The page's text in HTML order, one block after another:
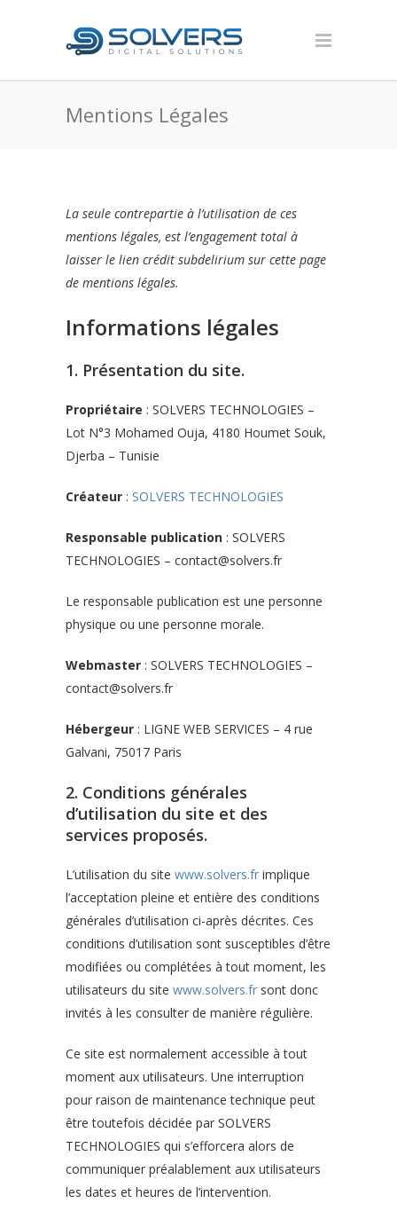
Mentions Légales
La seule contrepartie à l’utilisation de ces
mentions légales, est l’engagement total à
laisser le lien crédit subdelirium sur cette page
de mentions légales.
Informations légales
1. Présentation du site.
Propriétaire : SOLVERS TECHNOLOGIES –
Lot N°3 Mohamed Ouja, 4180 Houmet Souk,
Djerba – Tunisie
Créateur : SOLVERS TECHNOLOGIES
Responsable publication : SOLVERS
TECHNOLOGIES – contact@solvers.fr
Le responsable publication est une personne
physique ou une personne morale.
Webmaster : SOLVERS TECHNOLOGIES –
contact@solvers.fr
Hébergeur : LIGNE WEB SERVICES – 4 rue
Galvani, 75017 Paris
2. Conditions générales
d’utilisation du site et des
services proposés.
L’utilisation du site www.solvers.fr implique
l’acceptation pleine et entière des conditions
générales d’utilisation ci-après décrites. Ces
conditions d’utilisation sont susceptibles d’être
modifiées ou complétées à tout moment, les
utilisateurs du site www.solvers.fr sont donc
invités à les consulter de manière régulière.
Ce site est normalement accessible à tout
moment aux utilisateurs. Une interruption
pour raison de maintenance technique peut
être toutefois décidée par SOLVERS
TECHNOLOGIES qui s’efforcera alors de
communiquer préalablement aux utilisateurs
les dates et heures de l’intervention.